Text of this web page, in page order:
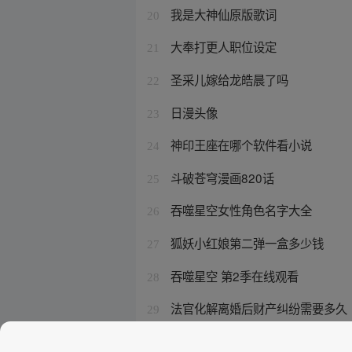
20 我是大神仙原版歌词
21 大奉打更人职位设定
22 圣采儿嫁给龙皓晨了吗
23 日漫头像
24 神印王座在哪个软件看小说
25 斗破苍穹漫画820话
26 吞噬星空女性角色名字大全
27 狐妖小红娘第二弹一盒多少钱
28 吞噬星空 第2季在线观看
29 法官化解离婚后财产纠纷需要多久